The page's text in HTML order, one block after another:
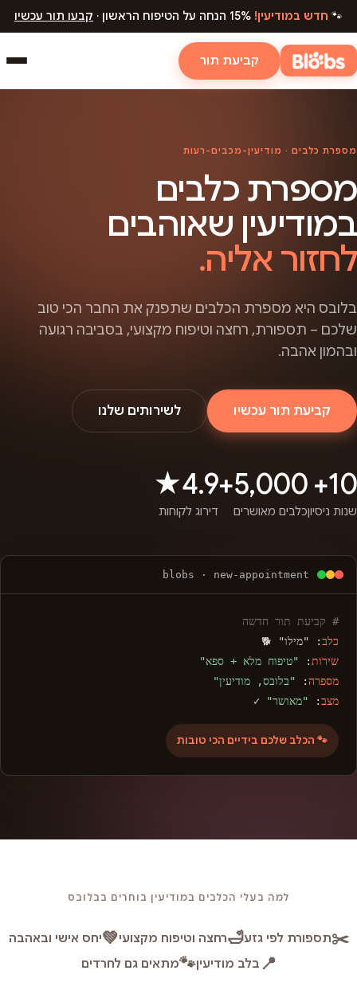
🐾 חדש במודיעין! קבעו תור עכשיו
קביעת תור
מספרת כלבים · מודיעין-מכבים-רעות
מספרת כלבים
במודיעין שאוהבים
לחזור אליה.
בלובס היא מספרת הכלבים שתפנק את החבר הכי טוב
שלכם – תספורת, רחצה וטיפוח מקצועי, בסביבה רגועה
ובהמון אהבה.
קביעת תור עכשיו לשירותים שלנו
10+
שנות ניסיון
5,000+
כלבים מאושרים
4.9★
דירוג לקוחות
blobs · new-appointment
# קביעת תור חדשה
כלב: "מילו" 🐕
שירות : "טיפוח מלא + ספא"
מספרה: "בלובס, מודיעין"
מצב: "מאושר" ✓
🐾 הכלב שלכם בידיים הכי טובות
למה בעלי הכלבים במודיעין בוחרים בבלובס
✂️תספורת לפי גזע🛁רחצה וטיפוח מקצועי💚יחס אישי ובאהבה
📍 בלב מודיעין🐾מתאים גם לחרדים